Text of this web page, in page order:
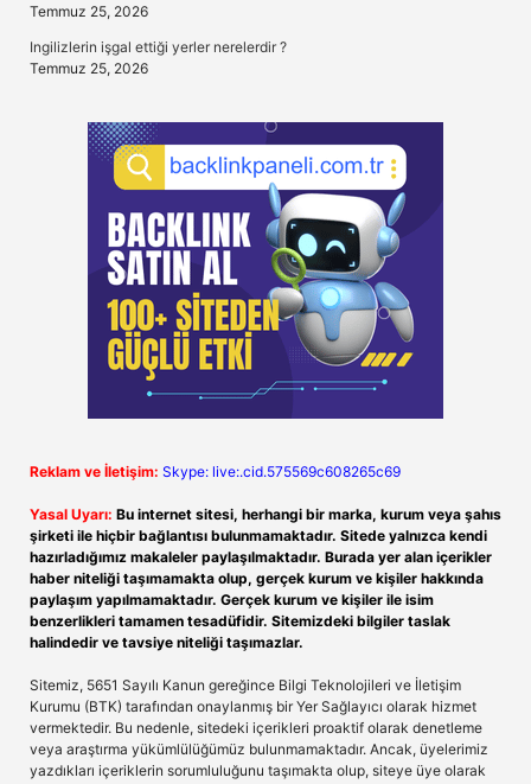
Temmuz 25, 2026
Ingilizlerin işgal ettiği yerler nerelerdir ?
Temmuz 25, 2026
Reklam ve İletişim: Skype: live:.cid.575569c608265c69
Yasal Uyarı: Bu internet sitesi, herhangi bir marka, kurum veya şahıs
şirketi ile hiçbir bağlantısı bulunmamaktadır. Sitede yalnızca kendi
hazırladığımız makaleler paylaşılmaktadır. Burada yer alan içerikler
haber niteliği taşımamakta olup, gerçek kurum ve kişiler hakkında
paylaşım yapılmamaktadır. Gerçek kurum ve kişiler ile isim
benzerlikleri tamamen tesadüfidir. Sitemizdeki bilgiler taslak
halindedir ve tavsiye niteliği taşımazlar.
Sitemiz, 5651 Sayılı Kanun gereğince Bilgi Teknolojileri ve İletişim
Kurumu (BTK) tarafından onaylanmış bir Yer Sağlayıcı olarak hizmet
vermektedir. Bu nedenle, sitedeki içerikleri proaktif olarak denetleme
veya araştırma yükümlülüğümüz bulunmamaktadır. Ancak, üyelerimiz
yazdıkları içeriklerin sorumluluğunu taşımakta olup, siteye üye olarak